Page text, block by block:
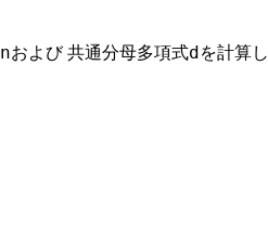
nおよび 共通分母多項式d を計算